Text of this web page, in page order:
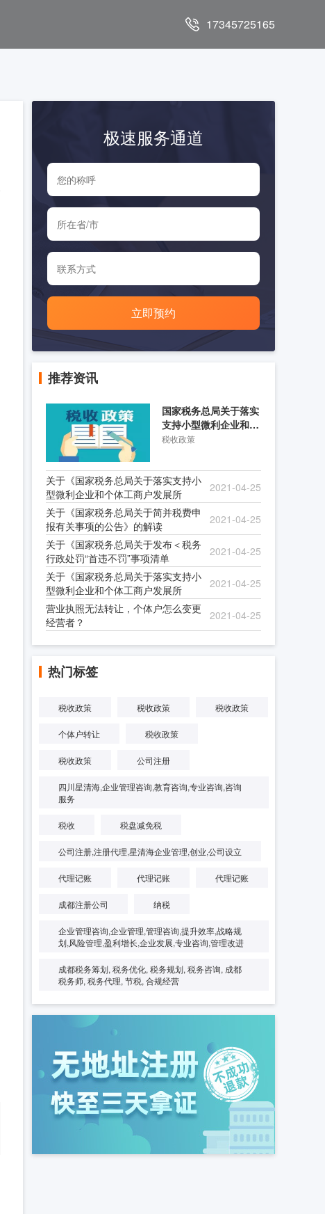
17345725165
极速服务通道
立即预约
推荐资讯
国家税务总局关于落实
支持小型微利企业和个
体工商户发展所得税优
税收政策
关于《国家税务总局关于落实支持小
型微利企业和个体工商户发展所
2021-04-25
关于《国家税务总局关于简并税费申
报有关事项的公告》的解读
2021-04-25
关于《国家税务总局关于发布＜税务
行政处罚“首违不罚”事项清单
2021-04-25
关于《国家税务总局关于落实支持小
型微利企业和个体工商户发展所
2021-04-25
营业执照无法转让，个体户怎么变更
经营者？
2021-04-25
热门标签
税收政策 税收政策 税收政策
个体户转让 税收政策
税收政策 公司注册
四川星清海,企业管理咨询,教育咨询,专业咨询,咨询
服务
税收 税盘减免税
公司注册,注册代理,星清海企业管理,创业,公司设立
代理记账 代理记账 代理记账
成都注册公司 纳税
企业管理咨询,企业管理,管理咨询,提升效率,战略规
划,风险管理,盈利增长,企业发展,专业咨询,管理改进
成都税务筹划, 税务优化, 税务规划, 税务咨询, 成都
税务师, 税务代理, 节税, 合规经营